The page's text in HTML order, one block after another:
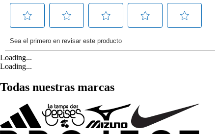
Loading...
Loading...
Todas nuestras marcas